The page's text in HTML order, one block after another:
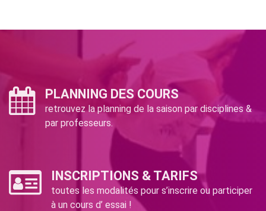
PLANNING DES COURS
retrouvez la planning de la saison par disciplines &
par professeurs.
INSCRIPTIONS & TARIFS
toutes les modalités pour s’inscrire ou participer
à un cours d’ essai !